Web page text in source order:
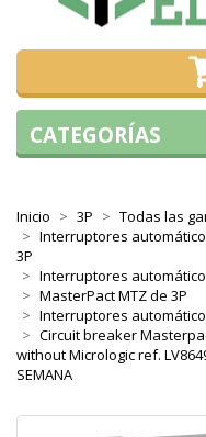
Inicio 3P
Todas las
Interruptores
3P
Interruptores
MasterPact MTZ de 3P
Interruptores
Circuit breaker
without Micrologic ref.
SEMANA
CATEGORÍAS